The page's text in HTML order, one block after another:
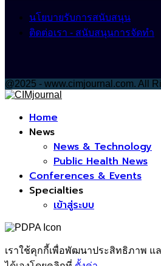
นโยบายรับการสนับสนุน
ติดต่อเรา - สนับสนุนการจัดทำ
@2025 - www.cimjournal.com. All
Home
News
News & Technology
Public Health News
Conferences & Events
Specialties
เข้าสู่ระบบ
เราใช้คุกกี้เพื่อพัฒนาประสิทธิภาพ